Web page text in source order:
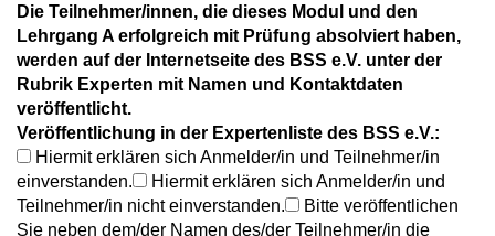
Die Teilnehmer/innen, die dieses Modul und den
Lehrgang A erfolgreich mit Prüfung absolviert haben,
werden auf der Internetseite des BSS e.V. unter der
Rubrik Experten mit Namen und Kontaktdaten
veröffentlicht.
Veröffentlichung in der Expertenliste des BSS e.V.:
Hiermit erklären sich Anmelder/in und Teilnehmer/in
einverstanden.
Hiermit erklären sich Anmelder/in und
Teilnehmer/in nicht einverstanden.
Bitte veröffentlichen
Sie neben dem/der Namen des/der Teilnehmer/in die